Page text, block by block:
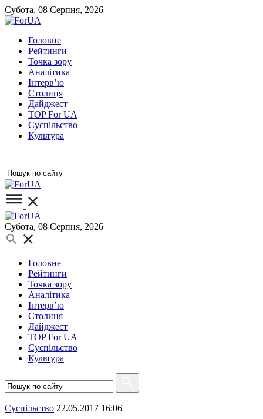
Субота, 08 Серпня, 2026
Головне
Рейтинги
Точка зору
Аналітика
Інтерв’ю
Столиця
Дайджест
TOP For UA
Суспiльство
Культура
Субота, 08 Серпня, 2026
Головне
Рейтинги
Точка зору
Аналітика
Інтерв’ю
Столиця
Дайджест
TOP For UA
Суспiльство
Культура
Суспiльство 22.05.2017 16:06